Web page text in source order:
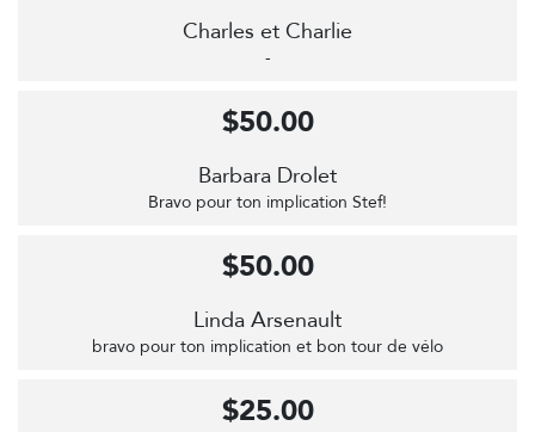
Charles et Charlie
-
Barbara Drolet
Bravo pour ton implication Stef!
$50.00
Linda Arsenault
bravo pour ton implication et bon tour de vélo
$50.00
$25.00